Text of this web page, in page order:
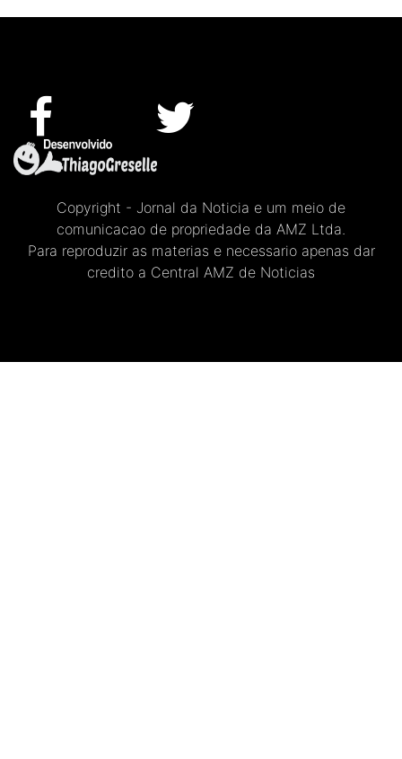
Copyright - Jornal da Noticia e um meio de
comunicacao de propriedade da AMZ Ltda.
Para reproduzir as materias e necessario apenas dar
credito a Central AMZ de Noticias